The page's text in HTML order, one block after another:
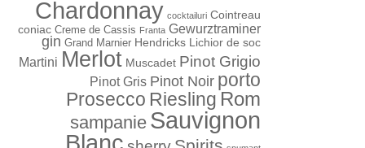
Chardonnay cocktailuri Cointreau
coniac Creme de Cassis Franta Gewurztraminer
gin Grand Marnier Hendricks Lichior de soc
Martini Merlot Muscadet Pinot Grigio
Pinot Gris Pinot Noir porto
Prosecco Riesling Rom
sampanie Sauvignon